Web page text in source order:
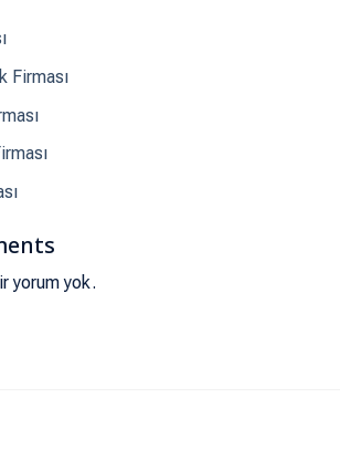
Firması
yorum yok.